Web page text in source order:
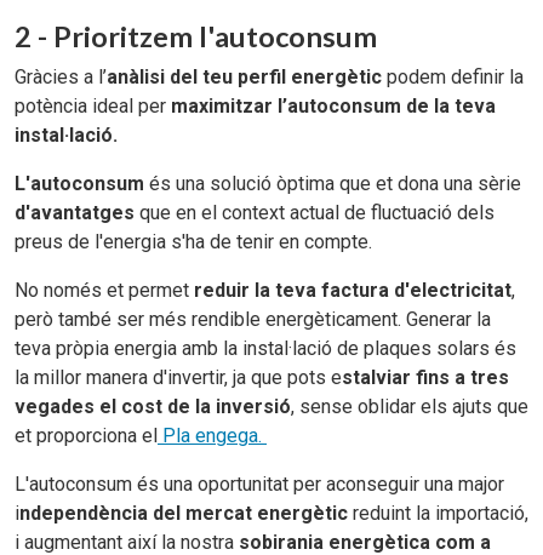
2 - Prioritzem l'autoconsum
Gràcies a l’anàlisi del teu perfil energètic podem definir la
potència ideal per maximitzar l’autoconsum de la teva
instal·lació.
L'autoconsum és una solució òptima que et dona una sèrie
d'avantatges que en el context actual de fluctuació dels
preus de l'energia s'ha de tenir en compte.
No només et permet reduir la teva factura d'electricitat,
però també ser més rendible energèticament. Generar la
teva pròpia energia amb la instal·lació de plaques solars és
la millor manera d'invertir, ja que pots estalviar fins a tres
vegades el cost de la inversió, sense oblidar els ajuts que
et proporciona el Pla engega.
L'autoconsum és una oportunitat per aconseguir una major
independència del mercat energètic reduint la importació,
i augmentant així la nostra sobirania energètica com a